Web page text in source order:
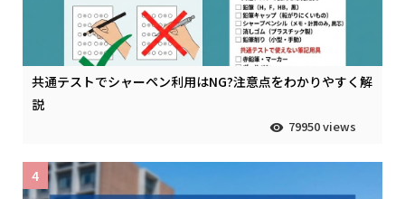
共通テストでシャーペン利用はNG?注意点をわかりやすく解
説
79950 views
4